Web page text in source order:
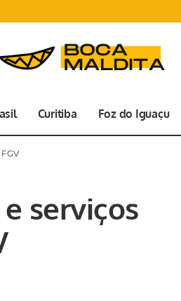
Curitiba Foz do Iguaçu
serviços